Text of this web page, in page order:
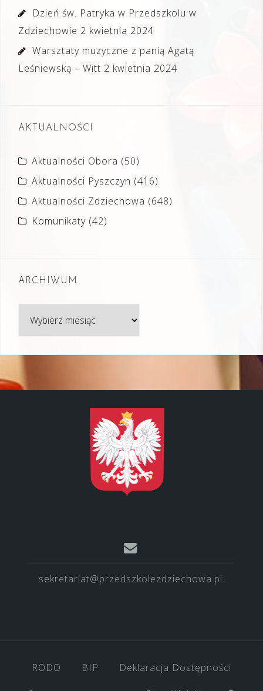
Dzień św. Patryka w Przedszkolu w
Zdziechowie 2 kwietnia 2024
Warsztaty muzyczne z panią Agatą
Leśniewską – Witt 2 kwietnia 2024
AKTUALNOŚCI
Aktualności Obora (50)
Aktualności Pyszczyn (416)
Aktualności Zdziechowa (648)
Komunikaty (42)
ARCHIWUM
sekretariat@przedszkolezdziechowa.pl
RODO BIP Deklaracja Dostępności